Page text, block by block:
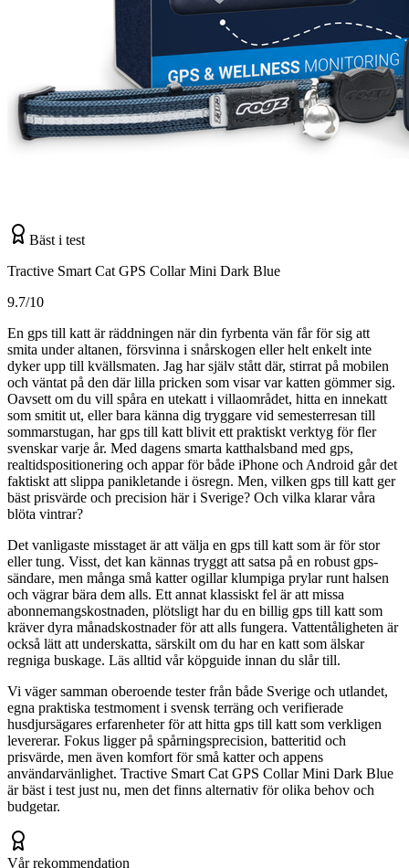
Bäst i test
Tractive Smart Cat GPS Collar Mini Dark Blue
9.7/10
En gps till katt är räddningen när din fyrbenta vän får för sig att
smita under altanen, försvinna i snårskogen eller helt enkelt inte
dyker upp till kvällsmaten. Jag har själv stått där, stirrat på mobilen
och väntat på den där lilla pricken som visar var katten gömmer sig.
Oavsett om du vill spåra en utekatt i villaområdet, hitta en innekatt
som smitit ut, eller bara känna dig tryggare vid semesterresan till
sommarstugan, har gps till katt blivit ett praktiskt verktyg för fler
svenskar varje år. Med dagens smarta katthalsband med gps,
realtidspositionering och appar för både iPhone och Android går det
faktiskt att slippa panikletande i ösregn. Men, vilken gps till katt ger
bäst prisvärde och precision här i Sverige? Och vilka klarar våra
blöta vintrar?
Det vanligaste misstaget är att välja en gps till katt som är för stor
eller tung. Visst, det kan kännas tryggt att satsa på en robust gps-
sändare, men många små katter ogillar klumpiga prylar runt halsen
och vägrar bära dem alls. Ett annat klassiskt fel är att missa
abonnemangskostnaden, plötsligt har du en billig gps till katt som
kräver dyra månadskostnader för att alls fungera. Vattentåligheten är
också lätt att underskatta, särskilt om du har en katt som älskar
regniga buskage. Läs alltid vår köpguide innan du slår till.
Vi väger samman oberoende tester från både Sverige och utlandet,
egna praktiska testmoment i svensk terräng och verifierade
husdjursägares erfarenheter för att hitta gps till katt som verkligen
levererar. Fokus ligger på spårningsprecision, batteritid och
prisvärde, men även komfort för små katter och appens
användarvänlighet. Tractive Smart Cat GPS Collar Mini Dark Blue
är bäst i test just nu, men det finns alternativ för olika behov och
budgetar.
Vår rekommendation